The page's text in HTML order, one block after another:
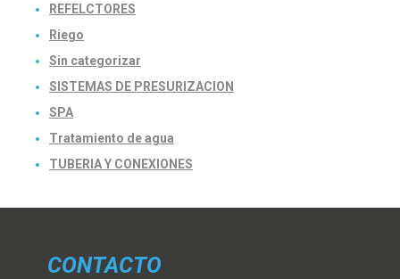
REFELCTORES
Riego
Sin categorizar
SISTEMAS DE PRESURIZACION
SPA
Tratamiento de agua
TUBERIA Y CONEXIONES
CONTACTO